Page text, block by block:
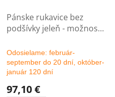
Pánske rukavice bez
podšívky jeleň - možnosť
Odosielame: február-
september do 20 dní, október-
január 120 dní
97,10 €